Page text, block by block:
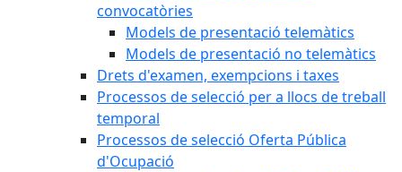
convocatòries
Models de presentació telemàtics
Models de presentació no telemàtics
Drets d'examen, exempcions i taxes
Processos de selecció per a llocs de treball
temporal
Processos de selecció Oferta Pública
d'Ocupació